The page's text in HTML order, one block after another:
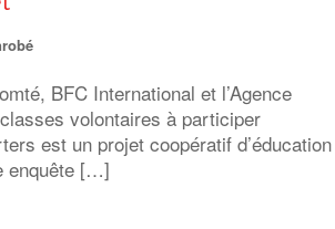
BFC International et l’Agence
volontaires à participer
est un projet coopératif d’éducation
enquête […]